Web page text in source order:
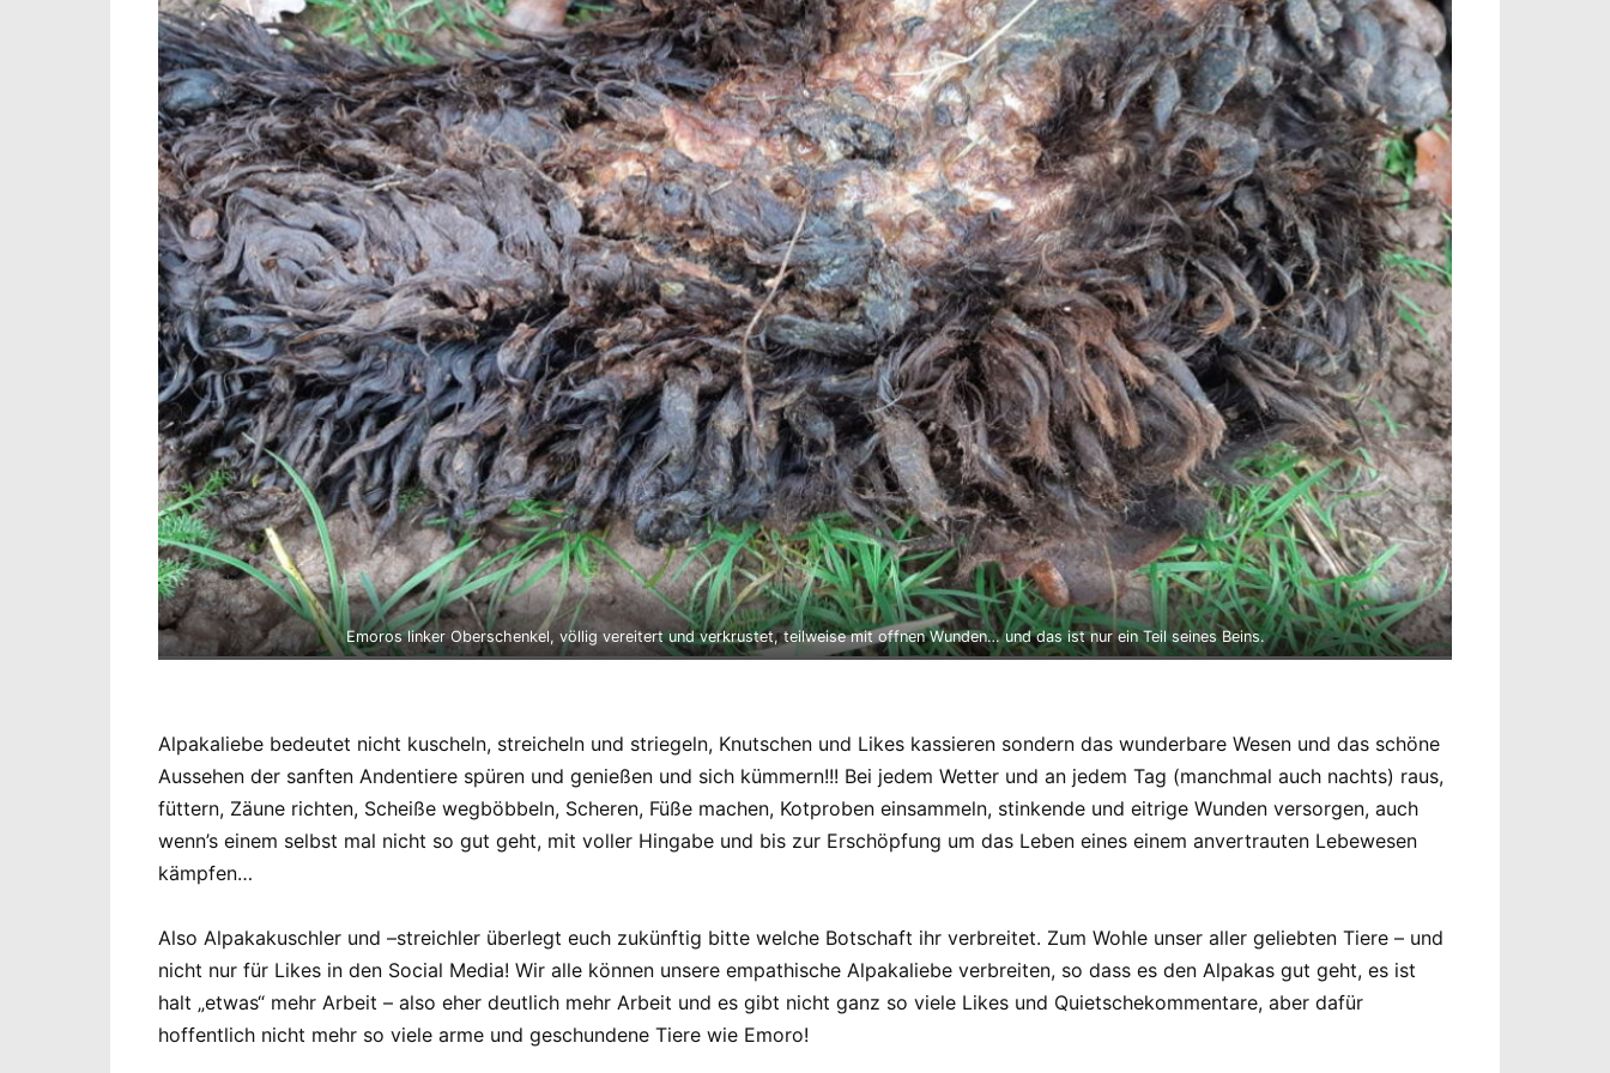
Emoros linker Oberschenkel, völlig vereitert und verkrustet, teilweise mit offnen Wunden… und das ist nur ein Teil seines Beins.
Alpakaliebe bedeutet nicht kuscheln, streicheln und striegeln, Knutschen und Likes kassieren sondern das wunderbare Wesen und das schöne
Aussehen der sanften Andentiere spüren und genießen und sich kümmern!!! Bei jedem Wetter und an jedem Tag (manchmal auch nachts) raus,
füttern, Zäune richten, Scheiße wegböbbeln, Scheren, Füße machen, Kotproben einsammeln, stinkende und eitrige Wunden versorgen, auch
wenn’s einem selbst mal nicht so gut geht, mit voller Hingabe und bis zur Erschöpfung um das Leben eines einem anvertrauten Lebewesen
kämpfen…
Also Alpakakuschler und –streichler überlegt euch zukünftig bitte welche Botschaft ihr verbreitet. Zum Wohle unser aller geliebten Tiere – und
nicht nur für Likes in den Social Media! Wir alle können unsere empathische Alpakaliebe verbreiten, so dass es den Alpakas gut geht, es ist
halt „etwas“ mehr Arbeit – also eher deutlich mehr Arbeit und es gibt nicht ganz so viele Likes und Quietschekommentare, aber dafür
hoffentlich nicht mehr so viele arme und geschundene Tiere wie Emoro!